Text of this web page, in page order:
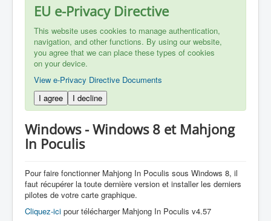
EU e-Privacy Directive
This website uses cookies to manage authentication,
navigation, and other functions. By using our website,
you agree that we can place these types of cookies
on your device.
View e-Privacy Directive Documents
I agree
I decline
Windows - Windows 8 et Mahjong
In Poculis
Pour faire fonctionner Mahjong In Poculis sous Windows 8, il
faut récupérer la toute dernière version et installer les derniers
pilotes de votre carte graphique.
Cliquez-ici pour télécharger Mahjong In Poculis v4.57